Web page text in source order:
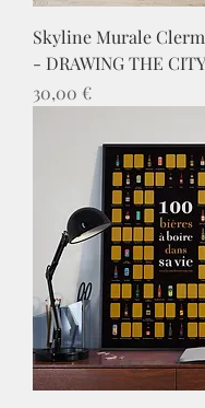
Skyline Murale
- DRAWING THE CITY
Prix
30,00 €